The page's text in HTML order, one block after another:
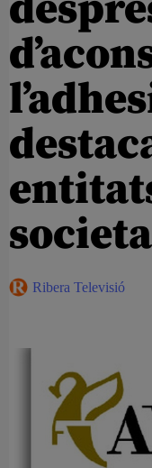
Ribera Televisió